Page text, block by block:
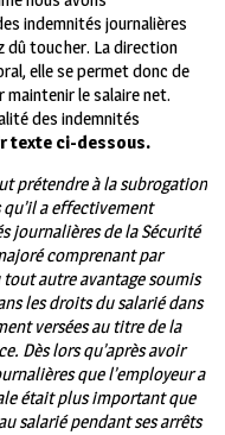
indemnités journalières
dû toucher. La direction
elle se permet donc de
le salaire net.
des indemnités
texte ci-dessous.
prétendre à la subrogation
a effectivement
journalières de la Sécurité
comprenant par
autre avantage soumis
les droits du salarié dans
versées au titre de la
Dès lors qu’après avoir
que l’employeur a
était plus important que
salarié pendant ses arrêts